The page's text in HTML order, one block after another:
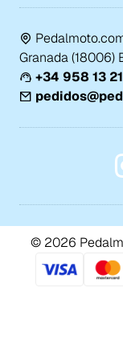
Granada (18006)
+34 958 13
© 2026